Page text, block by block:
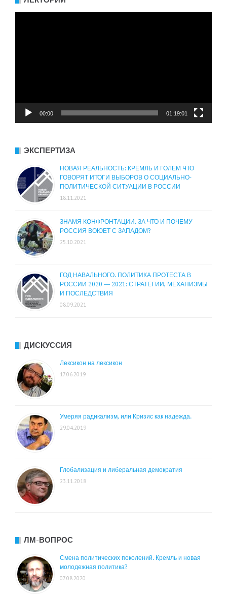
00:00 01:19:01
ЭКСПЕРТИЗА
НОВАЯ РЕАЛЬНОСТЬ: КРЕМЛЬ И ГОЛЕМ ЧТО
ГОВОРЯТ ИТОГИ ВЫБОРОВ О СОЦИАЛЬНО-
ПОЛИТИЧЕСКОЙ СИТУАЦИИ В РОССИИ
18.11.2021
ЗНАМЯ КОНФРОНТАЦИИ. ЗА ЧТО И ПОЧЕМУ
РОССИЯ ВОЮЕТ С ЗАПАДОМ?
25.10.2021
ГОД НАВАЛЬНОГО. ПОЛИТИКА ПРОТЕСТА В
РОССИИ 2020 — 2021: СТРАТЕГИИ, МЕХАНИЗМЫ
И ПОСЛЕДСТВИЯ
08.09.2021
ДИСКУССИЯ
Лексикон на лексикон
17.06.2019
Умеряя радикализм, или Кризис как надежда.
29.04.2019
Глобализация и либеральная демократия
23.11.2018
ЛМ-ВОПРОС
Смена политических поколений. Кремль и новая
молодежная политика?
07.08.2020